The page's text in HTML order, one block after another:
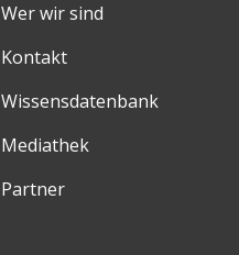
Wer wir sind
Kontakt
Wissensdatenbank
Mediathek
Partner